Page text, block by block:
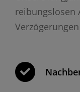
reibungslosen